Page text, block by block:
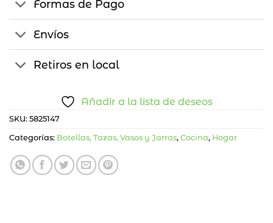
Formas de Pago
Envíos
Retiros en local
Añadir a la lista de deseos
SKU: 5825147
Categorías: Botellas, Tazas, Vasos y Jarras, Cocina, Hogar